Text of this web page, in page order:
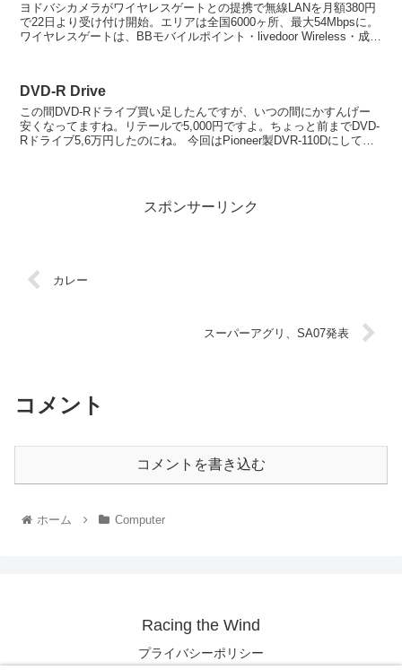
ヨドバシカメラがワイヤレスゲートとの提携で無線LANを月額380円
で22日より受け付け開始。エリアは全国6000ヶ所、最大54Mbpsに。
ワイヤレスゲートは、BBモバイルポイント・livedoor Wireless・成田
DVD-R Drive
この間DVD-Rドライブ買い足したんですが、いつの間にかすんげー
安くなってますね。リテールで5,000円ですよ。ちょっと前までDVD-
Rドライブ5,6万円したのにね。 今回はPioneer製DVR-110Dにしてみ
スポンサーリンク
カレー
スーパーアグリ、SA07発表
コメント
コメントを書き込む
ホーム Computer
Racing the Wind
プライバシーポリシー